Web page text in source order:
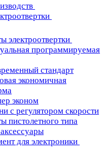
электроотвертки
программируемая
стандарт
экономичная
эконом
с регулятором скорости
пистолетного типа
для электроники